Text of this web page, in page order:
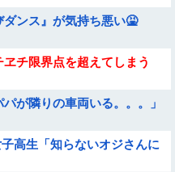
ダンス』が気持ち悪い🤮
ヱチ限界点を超えてしまう
が隣りの車両いる。。。」
高生「知らないオジさんに